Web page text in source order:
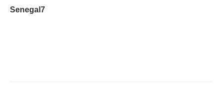
Senegal7